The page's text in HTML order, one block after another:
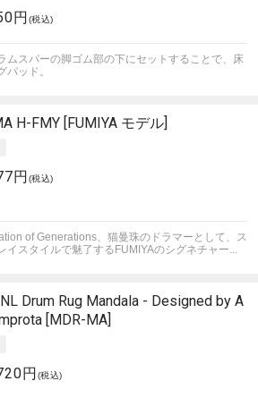
円 (税込)
ムスパーの脚ゴム部の下にセットすることで、床
ッド。
H-FMY [FUMIYA モデル]
円 (税込)
of Generations、猫曼珠のドラマーとして、ス
イスタイルで魅了するFUMIYAのシグネチャー...
Drum Rug Mandala - Designed by A
[MDR-MA]
円 (税込)